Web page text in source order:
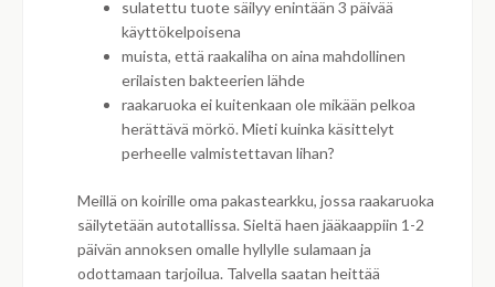
sulatettu tuote säilyy enintään 3 päivää
käyttökelpoisena
muista, että raakaliha on aina mahdollinen
erilaisten bakteerien lähde
raakaruoka ei kuitenkaan ole mikään pelkoa
herättävä mörkö. Mieti kuinka käsittelyt
perheelle valmistettavan lihan?
Meillä on koirille oma pakastearkku, jossa raakaruoka
säilytetään autotallissa. Sieltä haen jääkaappiin 1-2
päivän annoksen omalle hyllylle sulamaan ja
odottamaan tarjoilua. Talvella saatan heittää